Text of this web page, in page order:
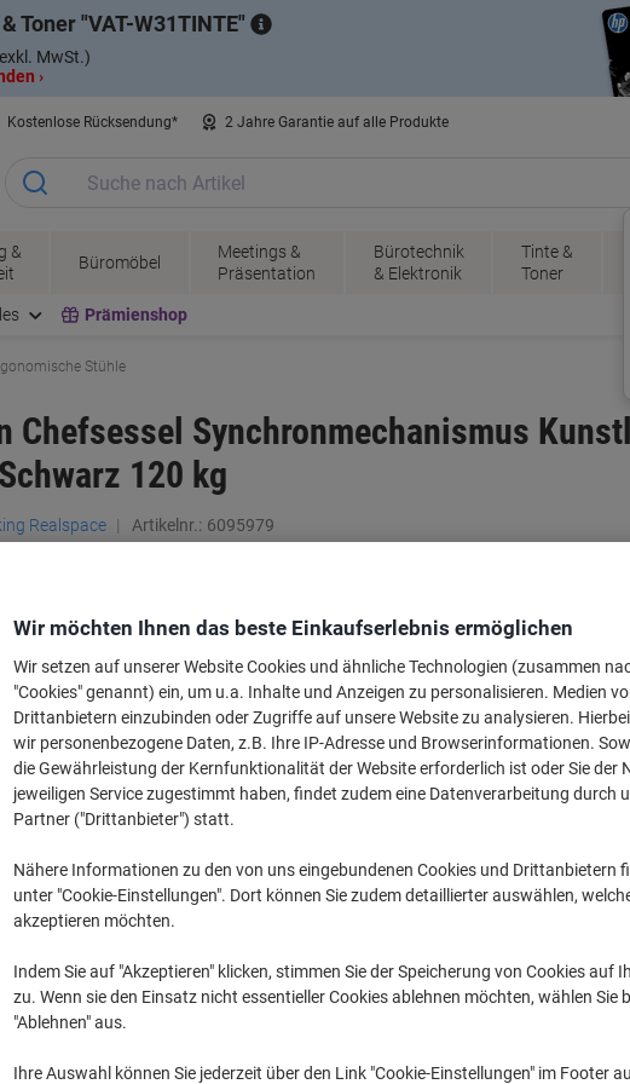
Toner VAT-W31TINTE
MwSt.)
›
Kostenlose Rücksendung* 2 Jahre Garantie auf alle Produkte
&
Büromöbel
Meetings &
Präsentation
Bürotechnik
& Elektronik
Tinte &
Toner
Prämienshop
Stühle
Chefsessel Synchronmechanismus
120 kg
Realspace Artikelnr.: 6095979
Wir möchten Ihnen das beste Einkaufserlebnis ermöglichen
Wir setzen auf unserer Website Cookies und ähnliche Technologien (zusammen
"Cookies" genannt) ein, um u.a. Inhalte und Anzeigen zu personalisieren. Medien
Drittanbietern einzubinden oder Zugriffe auf unsere Website zu analysieren.
wir personenbezogene Daten, z.B. Ihre IP-Adresse und Browserinformationen.
die Gewährleistung der Kernfunktionalität der Website erforderlich ist oder Sie der
jeweiligen Service zugestimmt haben, findet zudem eine Datenverarbeitung durch
Partner ("Drittanbieter") statt.
Nähere Informationen zu den von uns eingebundenen Cookies und Drittanbietern
unter "Cookie-Einstellungen". Dort können Sie zudem detaillierter auswählen,
akzeptieren möchten.
Indem Sie auf "Akzeptieren" klicken, stimmen Sie der Speicherung von Cookies auf
zu. Wenn sie den Einsatz nicht essentieller Cookies ablehnen möchten, wählen Sie
"Ablehnen" aus.
Ihre Auswahl können Sie jederzeit über den Link "Cookie-Einstellungen" im Footer